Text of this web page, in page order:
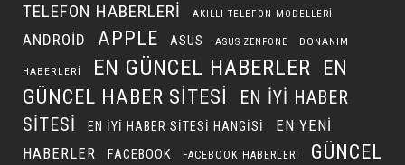
TELEFON HABERLERI
AKILLI TELEFON MODELLERI
ANDROID APPLE ASUS ASUS ZENFONE DONANIM
HABERLERI EN GÜNCEL HABERLER EN
GÜNCEL HABER SITESI
EN IYI HABER
SITESI
EN IYI HABER SITESI HANGISI
EN YENI
HABERLER
FACEBOOK FACEBOOK HABERLERI
GÜNCEL